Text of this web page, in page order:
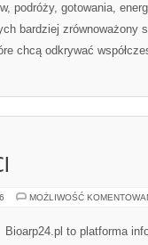
podróży, gotowania,
bardziej zrównoważony
chcą odkrywać
MOŻLIWOŚĆ
Bioarp24.pl to platforma